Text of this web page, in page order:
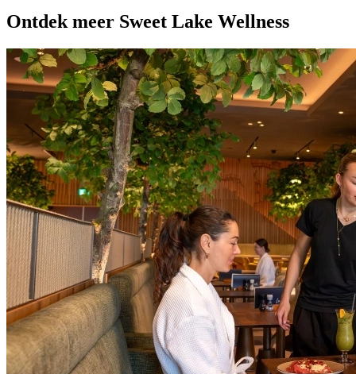
Ontdek meer Sweet Lake Wellness